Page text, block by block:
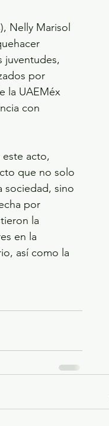
Nelly Marisol
juventudes,
por
la UAEMéx
con
acto,
que no solo
sociedad, sino
por
la
en la
así como la